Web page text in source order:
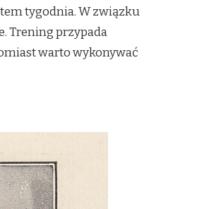
tygodnia. W związku
Trening przypada
warto wykonywać